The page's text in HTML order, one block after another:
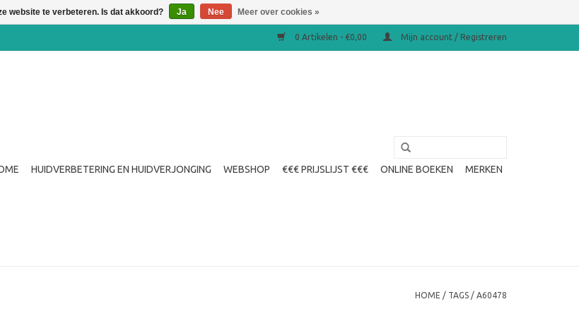
0 Artikelen - €0,00 Mijn account / Registreren
HUIDVERBETERING EN HUIDVERJONGING WEBSHOP €€€ PRIJSLIJST €€€ ONLINE BOEKEN MERKEN
HOME / TAGS / A60478
website te verbeteren. Is dat akkoord? Ja Nee Meer over cookies »